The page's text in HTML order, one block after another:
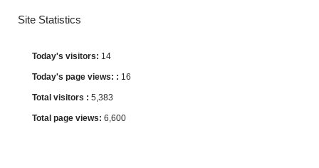
Site Statistics
Today's visitors: 14
Today's page views: : 16
Total visitors : 5,383
Total page views: 6,600